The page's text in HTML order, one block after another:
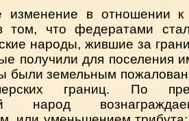
изменение в отношении
том, что федератами
народы, жившие за
получили для поселения
были земельным
границ. По
народ